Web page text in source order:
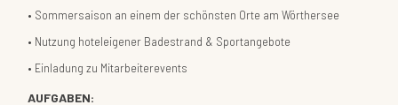
Sommersaison an einem der schönsten Orte am Wörthersee
Nutzung hoteleigener Badestrand & Sportangebote
Einladung zu Mitarbeiterevents
AUFGABEN: